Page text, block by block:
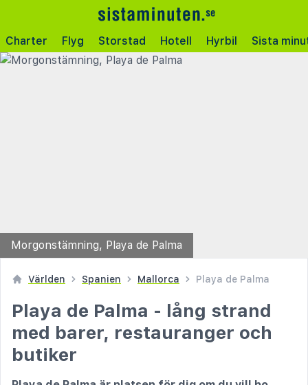
Charter Flyg Storstad Hotell Hyrbil Sista
Morgonstämning, Playa de Palma
Världen Spanien Mallorca Playa de Palma
Playa de Palma - lång strand
med barer, restauranger och
butiker